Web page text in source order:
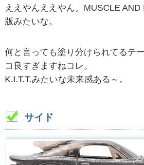
ええやんええやん。MUSCLE
版みたいな。
何と言っても塗り分けられてるテ
コ良すぎますねコレ。
K.I.T.T.みたいな未来感ある～。
サイド